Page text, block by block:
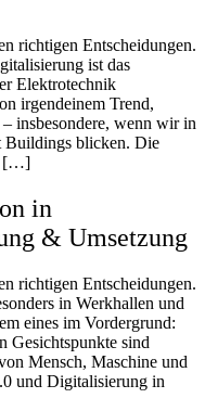
richtigen Entscheidungen.
ist das
Elektrotechnik
irgendeinem Trend,
insbesondere, wenn wir in
Buildings blicken. Die
[…]
in
& Umsetzung
richtigen Entscheidungen.
in Werkhallen und
eines im Vordergrund:
Gesichtspunkte sind
Mensch, Maschine und
und Digitalisierung in